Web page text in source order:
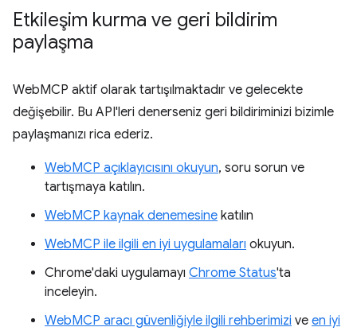
Etkileşim kurma ve geri bildirim
paylaşma
WebMCP aktif olarak tartışılmaktadır ve gelecekte
değişebilir. Bu API'leri denerseniz geri bildiriminizi bizimle
paylaşmanızı rica ederiz.
WebMCP açıklayıcısını okuyun, soru sorun ve
tartışmaya katılın.
WebMCP kaynak denemesine katılın
WebMCP ile ilgili en iyi uygulamaları okuyun.
Chrome'daki uygulamayı Chrome Status'ta
inceleyin.
WebMCP aracı güvenliğiyle ilgili rehberimizi ve en iyi